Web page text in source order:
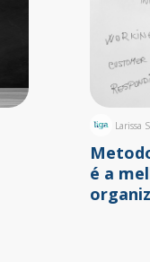
Larissa
é a